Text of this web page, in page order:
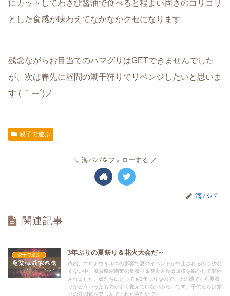
にカットしてわさび醤油で食べると程よい固さのコリコリ
とした食感が味わえてなかなかクセになります
残念ながらお目当てのハマグリはGETできませんでした
が、次は春先に昼間の潮干狩りでリベンジしたいと思いま
す ( ｀ー´)ノ
親子で遊ぶ
海パパをフォローする
海パパ
関連記事
親子で遊ぶ 3年ぶりの夏祭り＆花火大会だ～
依然、コロナウイルスの影響で夏のイベントが中止されるのも少な
くない中、滋賀県湖南市の夏祭り＆花火大会は規模を縮小して開催
されました。娘たちにとっても3年ぶりなので、上の娘ですら夏祭
りがどういったものかよく覚えていないみたいです。子供たちは祭
りの雰囲気を楽しんでくれたみたいです